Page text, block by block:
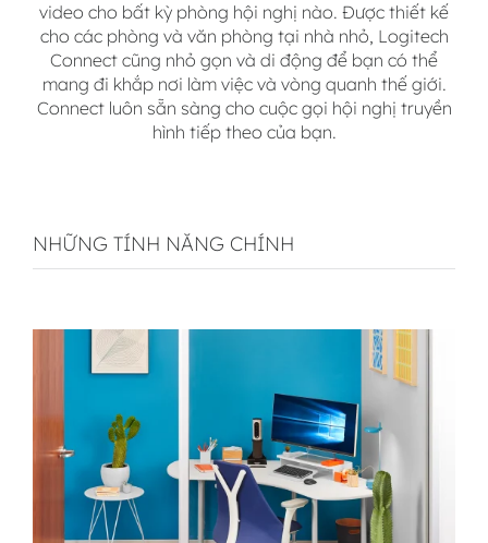
video cho bất kỳ phòng hội nghị nào. Được thiết kế
cho các phòng và văn phòng tại nhà nhỏ, Logitech
Connect cũng nhỏ gọn và di động để bạn có thể
mang đi khắp nơi làm việc và vòng quanh thế giới.
Connect luôn sẵn sàng cho cuộc gọi hội nghị truyền
hình tiếp theo của bạn.
NHỮNG TÍNH NĂNG CHÍNH